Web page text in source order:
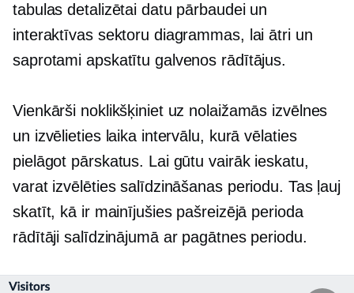
tabulas detalizētai datu pārbaudei un
interaktīvas sektoru diagrammas, lai ātri un
saprotami apskatītu galvenos rādītājus.
Vienkārši noklikšķiniet uz nolaižamās izvēlnes
un izvēlieties laika intervālu, kurā vēlaties
pielāgot pārskatus. Lai gūtu vairāk ieskatu,
varat izvēlēties salīdzināšanas periodu. Tas ļauj
skatīt, kā ir mainījušies pašreizējā perioda
rādītāji salīdzinājumā ar pagātnes periodu.